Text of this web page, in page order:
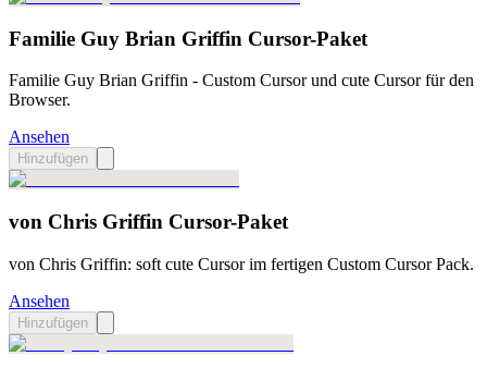
Familie Guy Brian Griffin Cursor-Paket
Familie Guy Brian Griffin - Custom Cursor und cute Cursor für den
Browser.
Ansehen
Hinzufügen
von Chris Griffin Cursor-Paket
von Chris Griffin: soft cute Cursor im fertigen Custom Cursor Pack.
Ansehen
Hinzufügen